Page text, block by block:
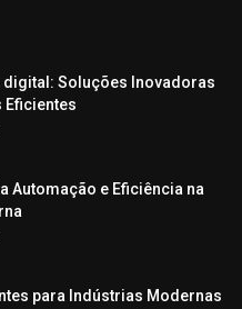
Soluções Inovadoras
Eficientes
Automação e Eficiência na
para Indústrias Modernas